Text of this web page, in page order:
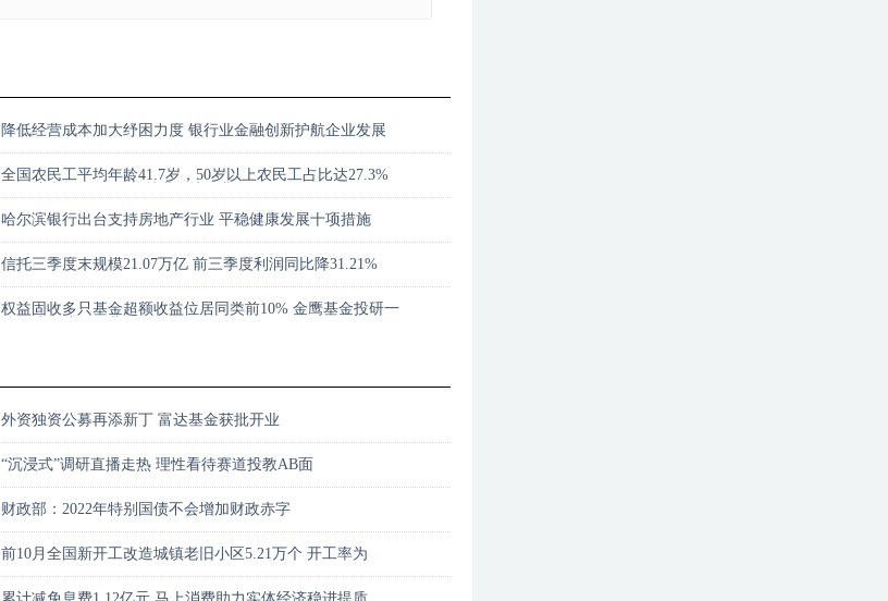
降低经营成本加大纾困力度 银行业金融创新护航企业发展
全国农民工平均年龄41.7岁，50岁以上农民工占比达27.3%
哈尔滨银行出台支持房地产行业 平稳健康发展十项措施
信托三季度末规模21.07万亿 前三季度利润同比降31.21%
权益固收多只基金超额收益位居同类前10% 金鹰基金投研一
外资独资公募再添新丁 富达基金获批开业
“沉浸式”调研直播走热 理性看待赛道投教AB面
财政部：2022年特别国债不会增加财政赤字
前10月全国新开工改造城镇老旧小区5.21万个 开工率为